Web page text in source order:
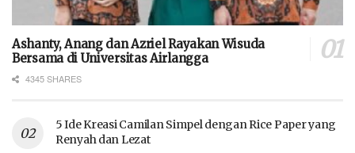
Ashanty, Anang dan Azriel Rayakan Wisuda
Bersama di Universitas Airlangga
4345 SHARES
5 Ide Kreasi Camilan Simpel dengan Rice Paper yang
Renyah dan Lezat